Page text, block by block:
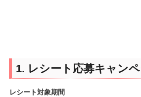
1. レシート応募キャン
レシート対象期間